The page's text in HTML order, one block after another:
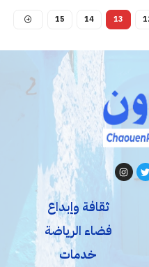
13
14
15
ثقافة وإبداع
فضاء الرياضة
خدمات